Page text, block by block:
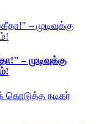
– முடிவுக்கு